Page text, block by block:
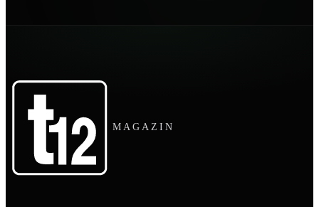
MAGAZIN